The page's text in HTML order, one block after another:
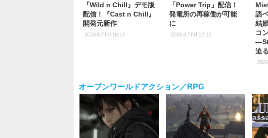
『Wild n Chill』デモ版
配信！『Cast n Chill』
開発元新作
2026.8.7 Fri 18:15
「Power Trip」配信！
発電所の再稼働が可能
に
2026.8.7 Fri 17:15
語
結
コ
迫
オープンワールドアクション／RPG